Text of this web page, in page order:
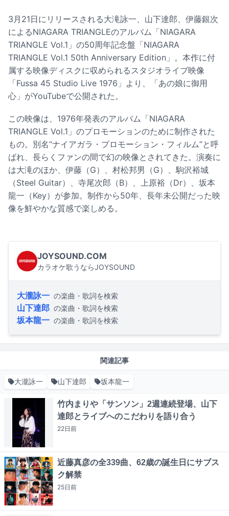
3月21日にリリースされる大滝詠一、山下達郎、伊藤銀次
によるNIAGARA TRIANGLEのアルバム「NIAGARA
TRIANGLE Vol.1」の50周年記念盤「NIAGARA
TRIANGLE Vol.1 50th Anniversary Edition」。本作に付
属する映像ディスクに収められるスタジオライブ映像
「Fussa 45 Studio Live 1976」より、「あの娘に御用
心」がYouTubeで公開された。
この映像は、1976年発表のアルバム「NIAGARA
TRIANGLE Vol.1」のプロモーションのために制作された
もの。別名“ナイアガラ・プロモーション・フィルム”と呼
ばれ、長らくファンの間で幻の映像とされてきた。演奏に
は大滝のほか、伊藤（G）、村松邦男（G）、駒沢裕城
（Steel Guitar）、寺尾次郎（B）、上原裕（Dr）、坂本
龍一（Key）が参加。制作から50年、長年未公開だった映
像を鮮やかな質感で楽しめる。
JOYSOUND.COM
カラオケ歌うならJOYSOUND
大瀧詠一 の楽曲・歌詞を検索
山下達郎 の楽曲・歌詞を検索
坂本龍一 の楽曲・歌詞を検索
関連記事
大瀧詠一 山下達郎 坂本龍一
竹内まりや「サンソン」2週連続登場、山下
達郎とライブへのこだわりを語り合う
22日前
近藤真彦の全339曲、62歳の誕生日にサブス
ク解禁
25日前